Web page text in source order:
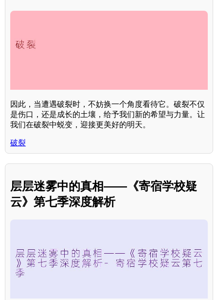
因此，当遭遇破裂时，不妨换一个角度看待它。破裂不仅
是伤口，还是成长的土壤，给予我们新的希望与力量。让
我们在破裂中蜕变，迎接更美好的明天。
破裂
层层迷雾中的真相——《寄宿学校疑
云》第七季深度解析